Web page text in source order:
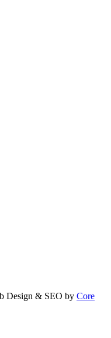
Design & SEO by Core